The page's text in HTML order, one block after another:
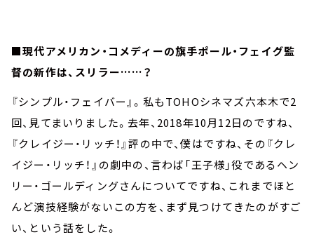
■現代アメリカン・コメディーの旗手ポール・フェイグ監
督の新作は、スリラー……？
『シンプル・フェイバー』。私もTOHOシネマズ六本木で2
回、見てまいりました。去年、2018年10月12日のですね、
『クレイジー・リッチ！』評の中で、僕はですね、その『クレ
イジー・リッチ！』の劇中の、言わば「王子様」役であるヘン
リー・ゴールディングさんについてですね、これまでほと
んど演技経験がないこの方を、まず見つけてきたのがすご
い、という話をした。